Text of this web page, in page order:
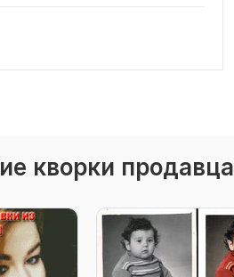
кворки продавца